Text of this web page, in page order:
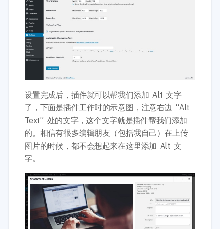
设置完成后，插件就可以帮我们添加 Alt 文字
了，下面是插件工作时的示意图，注意右边 “Alt
Text” 处的文字，这个文字就是插件帮我们添加
的。相信有很多编辑朋友（包括我自己）在上传
图片的时候，都不会想起来在这里添加 Alt 文
字。